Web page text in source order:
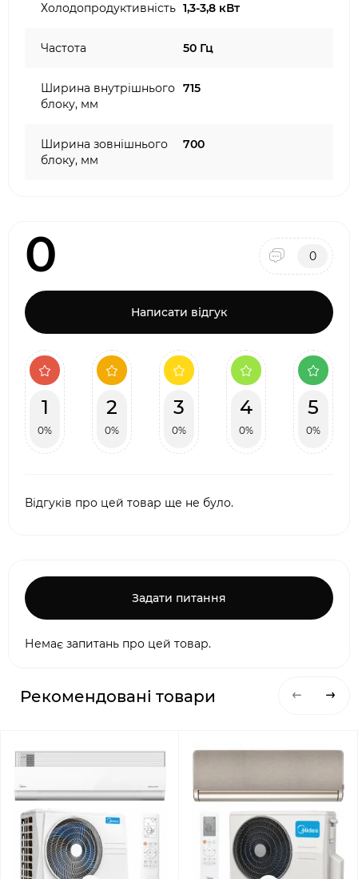
Холодопродуктивність 1,3-3,8 кВт
Частота 50 Гц
Ширина внутрішнього
блоку, мм
715
Ширина зовнішнього
блоку, мм
700
0 0
Написати відгук
1
0%
2
0%
3
0%
4
0%
5
0%
Відгуків про цей товар ще не було.
Задати питання
Немає запитань про цей товар.
Рекомендовані товари